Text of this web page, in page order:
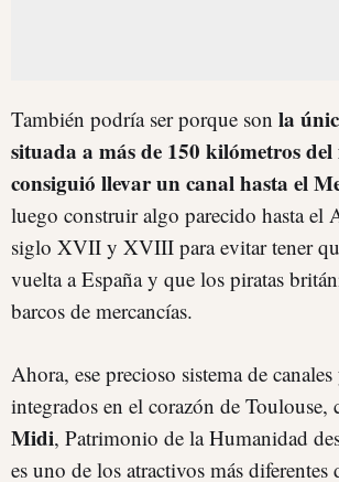
También podría ser porque son la
situada a más de 150 kilómetros
consiguió llevar un canal hasta el
luego construir algo parecido hasta el
siglo XVII y XVIII para evitar tener
vuelta a España y que los piratas
barcos de mercancías.
Ahora, ese precioso sistema de
integrados en el corazón de Toulouse,
Midi, Patrimonio de la Humanidad
es uno de los atractivos más diferentes